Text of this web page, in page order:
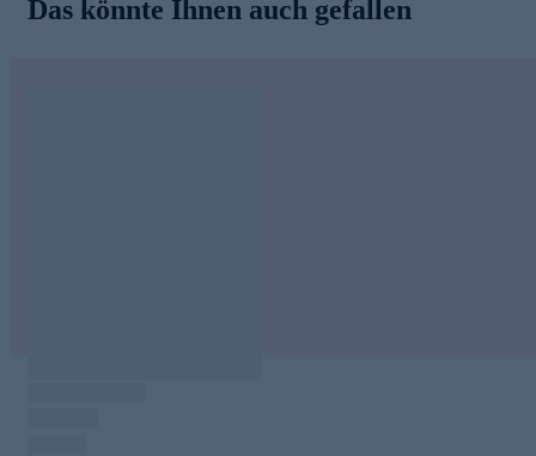
Das könnte Ihnen auch gefallen